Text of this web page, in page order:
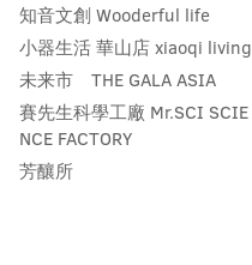
知音文創 Wooderful life
小器生活 華山店 xiaoqi living
未来市 THE GALA ASIA
賽先生科學工廠 Mr.SCI SCIE
NCE FACTORY
芳釀所